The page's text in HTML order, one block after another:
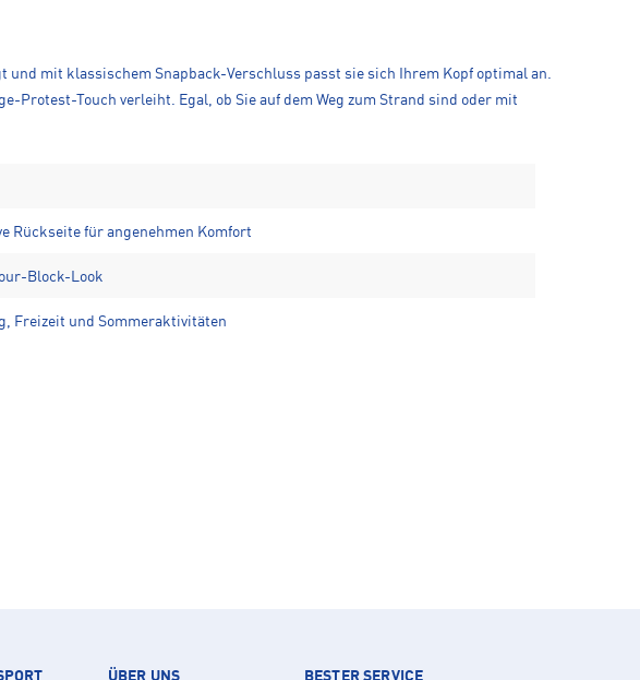
mit klassischem Snapback-Verschluss passt sie sich Ihrem Kopf optimal an.
Protest-Touch verleiht. Egal, ob Sie auf dem Weg zum Strand sind oder mit
Rückseite für angenehmen Komfort
Block-Look
Freizeit und Sommeraktivitäten